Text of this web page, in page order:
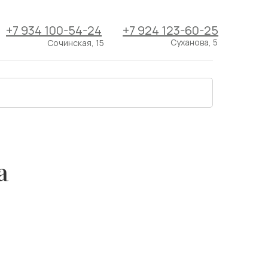
+7 934 100-54-24 +7 924 123-60-25
Сочинская, 15 Суханова, 5